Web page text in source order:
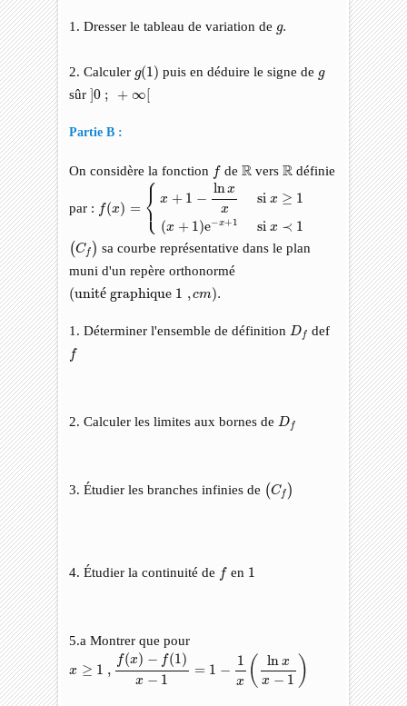
1. Dresser le tableau de variation de g.
g
2. Calculer g(1)
(1 ) puis en déduire le signe de g
g
sûr]0 ; + ∞[
]0 ∞
Partie B :
On considère la fonction f
f deR
R versR
R définie
par : f(x) = ⎧
⎨
⎩ x + 1 −
lnx
x
si x ≥ 1
(x + 1 )e−x+1 si x ≺ 1
+1 x≥
(Cf )
(Cf )
sa courbe représentative dans le plan
muni d'un repère orthonormé
(unité graphique 1 ,cm).
(unité graphique ,c
1. Déterminer l'ensemble de définition D f
Df def
f
f
2. Calculer les limites aux bornes de D f
Df
3. Étudier les branches infinies de (Cf )
(Cf )
4. Étudier la continuité de f
f en 1
1
5.a Montrer que pour
x ≥ 1 ,
f(x) − f(1)
x − 1
= 1 −
1
x ( ln x
x − 1 )
−f 1) 1=1− − )